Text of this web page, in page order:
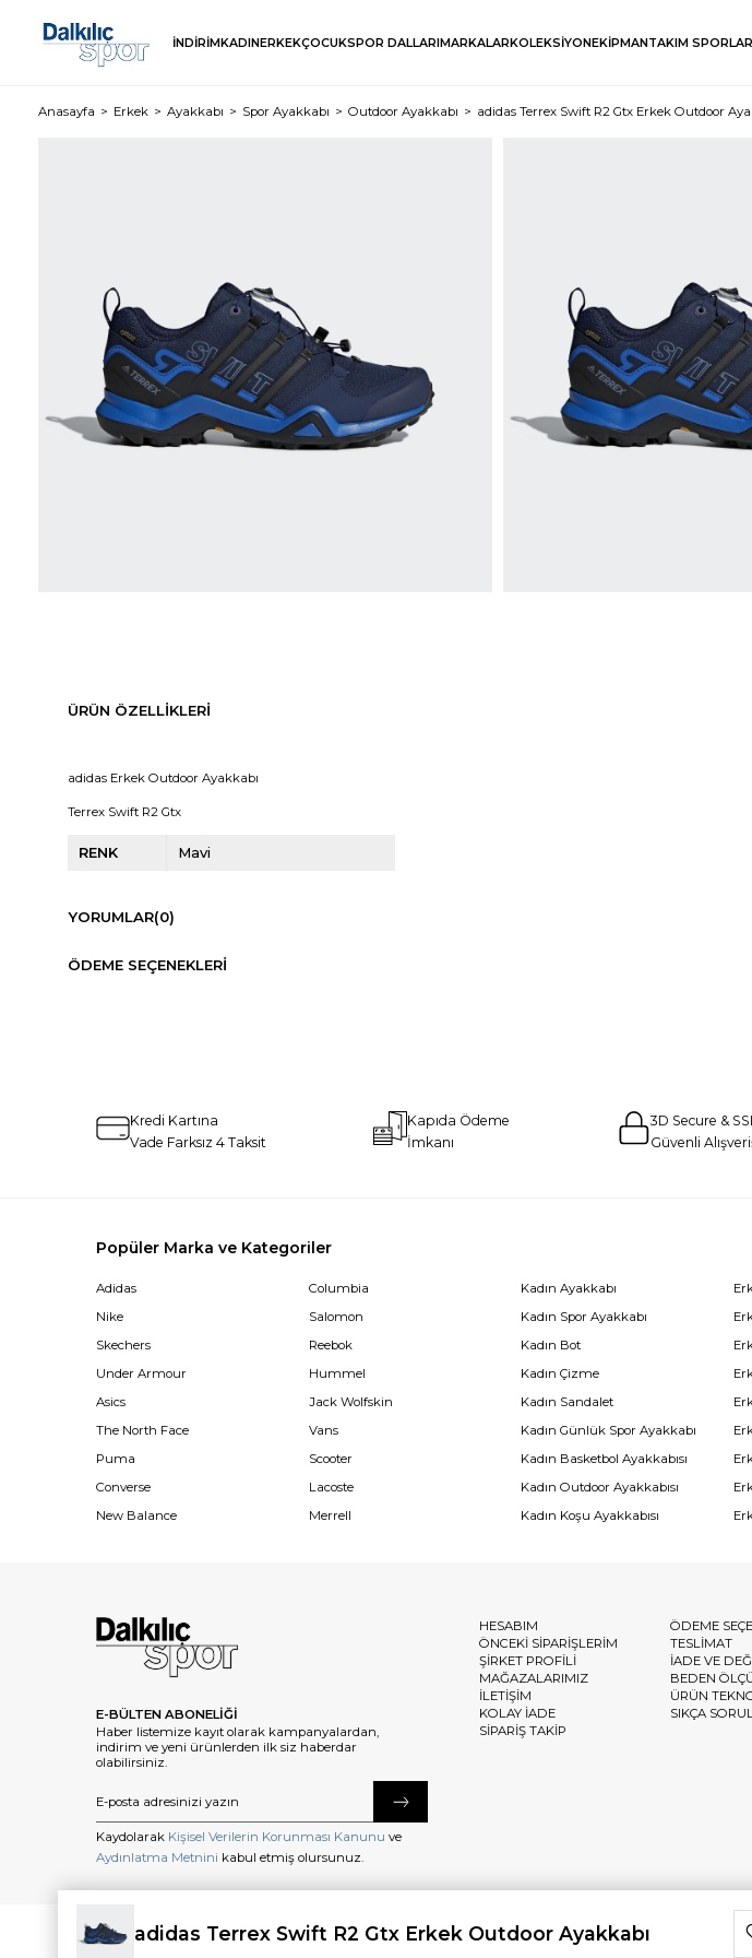
İNDİRİMKADINERKEKÇOCUKSPOR DALLARIMARKALARKOLEKSİYONEKİPMANTAKIM
Anasayfa Erkek Ayakkabı Spor Ayakkabı Outdoor Ayakkabı adidas Terrex Swift R2 Gtx Erkek Outdoor
ÜRÜN ÖZELLIKLERI
adidas Erkek Outdoor Ayakkabı
Terrex Swift R2 Gtx
RENK Mavi
YORUMLAR(0)
ÖDEME SEÇENEKLERI
Kredi Kartına
Vade Farksız 4 Taksit
Kapıda Ödeme
İmkanı
3D Secure &
Güvenli
Popüler Marka ve Kategoriler
Adidas
Nike
Skechers
Under Armour
Asics
The North Face
Puma
Converse
New Balance
Columbia
Salomon
Reebok
Hummel
Jack Wolfskin
Vans
Scooter
Lacoste
Merrell
Kadın Ayakkabı
Kadın Spor Ayakkabı
Kadın Bot
Kadın Çizme
Kadın Sandalet
Kadın Günlük Spor Ayakkabı
Kadın Basketbol Ayakkabısı
Kadın Outdoor Ayakkabısı
Kadın Koşu Ayakkabısı
E-BÜLTEN ABONELİĞİ
Haber listemize kayıt olarak kampanyalardan,
indirim ve yeni ürünlerden ilk siz haberdar
olabilirsiniz.
Kaydolarak Kişisel Verilerin Korunması Kanunu ve
Aydınlatma Metnini kabul etmiş olursunuz.
HESABIM
ÖNCEKİ SİPARİŞLERİM
ŞİRKET PROFİLİ
MAĞAZALARIMIZ
İLETİŞİM
KOLAY İADE
SİPARİŞ TAKİP
ÖDEME
TESLİMAT
İADE VE
BEDEN
ÜRÜN
SIKÇA
©2025 dalkilicspor.com.tr. Tüm Hakları Saklıdır.
adidas Terrex Swift R2 Gtx Erkek Outdoor Ayakkabı